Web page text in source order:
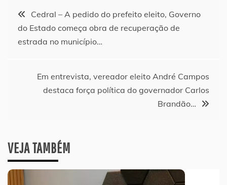
Navegação
de
Cedral – A pedido do prefeito eleito, Governo
do Estado começa obra de recuperação de
estrada no município…
Em entrevista, vereador eleito André Campos
destaca força política do governador Carlos
Brandão…
VEJA TAMBÉM